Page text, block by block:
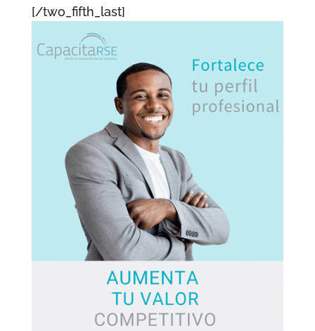
[/two_fifth_last]